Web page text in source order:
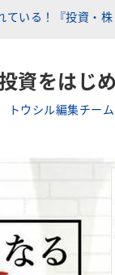
ている！『投資・
資をはじ
トウシル編集チーム